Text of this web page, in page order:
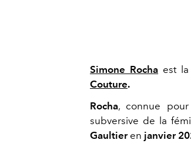
Simone Rocha est
Couture.
Rocha, connue
subversive de la
Gaultieren janvier